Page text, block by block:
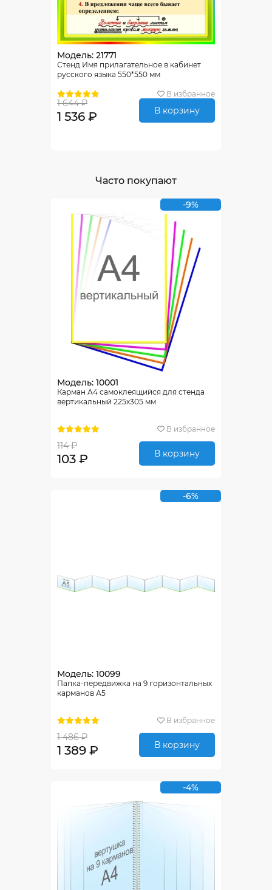
Модель: 21771
Стенд Имя прилагательное в кабинет
русского языка 550*550 мм
В избранное
1 644 ₽
1 536 ₽ В корзину
Часто покупают
-9%
Модель: 10001
Карман А4 самоклеящийся для стенда
вертикальный 225х305 мм
В избранное
114 ₽
103 ₽ В корзину
-6%
Модель: 10099
Папка-передвижка на 9 горизонтальных
карманов А5
В избранное
1 486 ₽
1 389 ₽ В корзину
-4%